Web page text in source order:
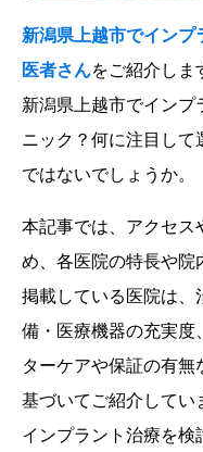
新潟県上越市でイン
医者さんをご紹介しま
新潟県上越市でインプ
ニック？何に注目し
ではないでしょうか。
本記事では、アクセス
め、各医院の特長や院
掲載している医院は、
備・医療機器の充実度
ターケアや保証の有無
基づいてご紹介してい
インプラント治療を検